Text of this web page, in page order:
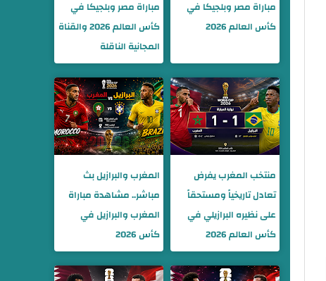
مباراة مصر وبلجيكا في
كأس العالم 2026
مباراة مصر وبلجيكا في
كأس العالم 2026 والقناة
المجانية الناقلة
منتخب المغرب يفرض
تعادل تاريخياً ومستحقاً
على نظيره البرازيلي في
كأس العالم 2026
المغرب والبرازيل بث
مباشر.. مشاهدة مباراة
المغرب والبرازيل في
كأس 2026